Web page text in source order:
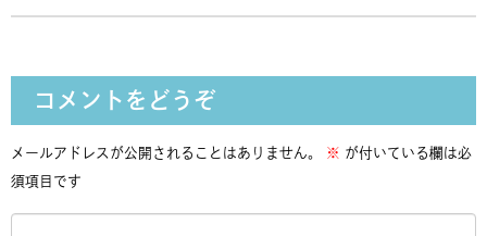
コメントをどうぞ
メールアドレスが公開されることはありません。 ※ が付いている欄は必
須項目です